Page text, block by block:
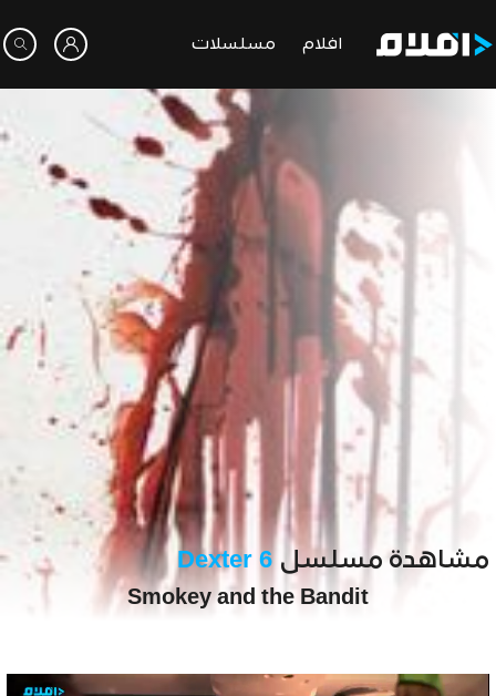
افلام مسلسلات
مشاهدة مسلسل Dexter 6
Smokey and the Bandit